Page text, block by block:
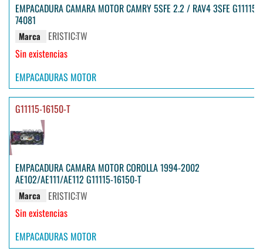
EMPACADURA CAMARA MOTOR CAMRY 5SFE 2.2 / RAV4 3SFE G11115-
74081
Marca
ERISTIC:TW
Sin existencias
EMPACADURAS MOTOR
G11115-16150-T
EMPACADURA CAMARA MOTOR COROLLA 1994-2002
AE102/AE111/AE112 G11115-16150-T
Marca
ERISTIC:TW
Sin existencias
EMPACADURAS MOTOR